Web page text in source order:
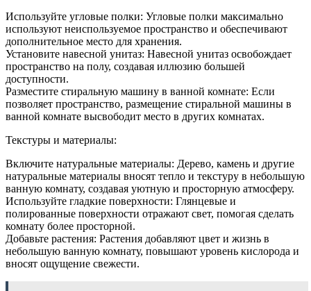
Используйте угловые полки: Угловые полки максимально
используют неиспользуемое пространство и обеспечивают
дополнительное место для хранения.
Установите навесной унитаз: Навесной унитаз освобождает
пространство на полу, создавая иллюзию большей
доступности.
Разместите стиральную машину в ванной комнате: Если
позволяет пространство, размещение стиральной машины в
ванной комнате высвободит место в других комнатах.
Текстуры и материалы:
Включите натуральные материалы: Дерево, камень и другие
натуральные материалы вносят тепло и текстуру в небольшую
ванную комнату, создавая уютную и просторную атмосферу.
Используйте гладкие поверхности: Глянцевые и
полированные поверхности отражают свет, помогая сделать
комнату более просторной.
Добавьте растения: Растения добавляют цвет и жизнь в
небольшую ванную комнату, повышают уровень кислорода и
вносят ощущение свежести.